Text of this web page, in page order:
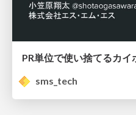
sms_tech